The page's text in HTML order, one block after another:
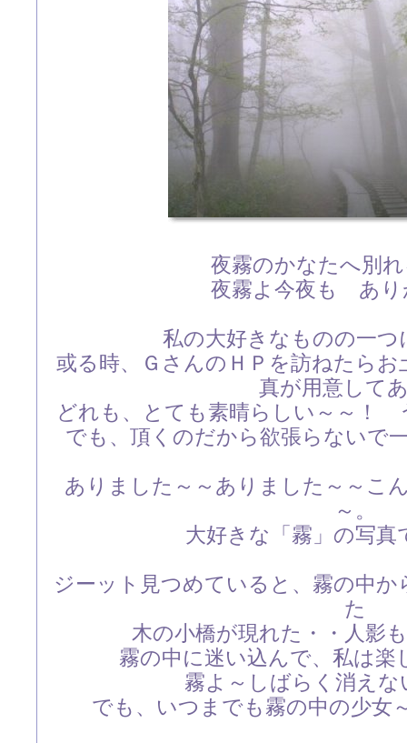
夜霧のかなたへ別
夜霧よ今夜も あり
私の大好きなものの一
或る時、ＧさんのＨＰを訪ねたら
真が用意して
どれも、とても素晴らしい～～！
でも、頂くのだから欲張らないで
ありました～～ありました～～こ
～。
大好きな「霧」の写真
ジーット見つめていると、霧の中
た
木の小橋が現れた・・人影
霧の中に迷い込んで、私は
霧よ～しばらく消えな
でも、いつまでも霧の中の少女